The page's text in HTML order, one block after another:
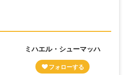
ミハエル・シューマッハ